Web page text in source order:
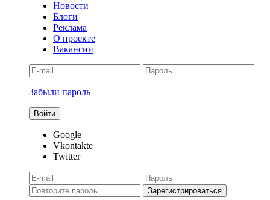
Новости
Блоги
Реклама
О проекте
Вакансии
Забыли пароль
Google
Vkontakte
Twitter